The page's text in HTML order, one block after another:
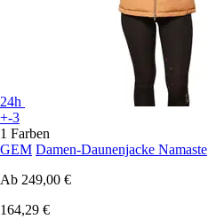
24h
+-3
1 Farben
GEM Damen-Daunenjacke Namaste
Ab 249,00 €
164,29 €